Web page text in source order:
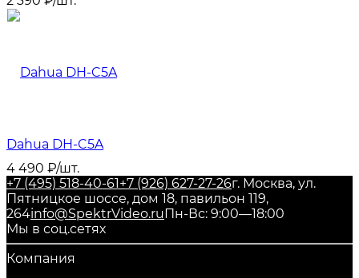
Dahua DH-C5A
4 490 ₽/шт.
+7 (495) 518-40-61+7 (926) 627-27-26г. Москва, ул.
Пятницкое шоссе, дом 18, павильон 119,
264info@SpektrVideo.ruПн-Вс: 9:00—18:00
Мы в соц.сетях
Компания